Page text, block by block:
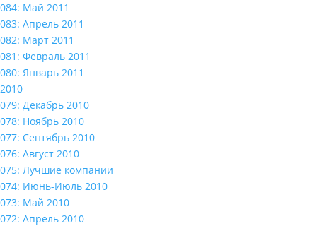
084: Май 2011
083: Апрель 2011
082: Март 2011
081: Февраль 2011
080: Январь 2011
2010
079: Декабрь 2010
078: Ноябрь 2010
077: Сентябрь 2010
076: Август 2010
075: Лучшие компании
074: Июнь-Июль 2010
073: Май 2010
072: Апрель 2010